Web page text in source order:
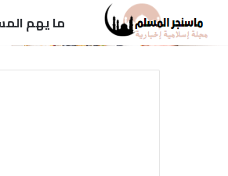
ما يهم